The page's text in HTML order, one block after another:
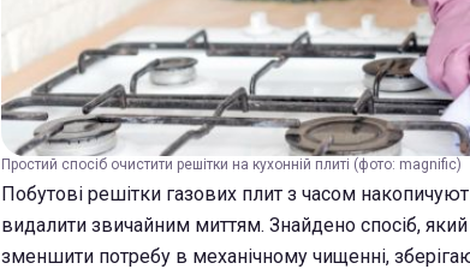
Простий спосіб очистити решітки на кухонній плиті (фото: magnific)
Побутові решітки газових плит з часом
видалити звичайним миттям. Знайдено спосіб,
зменшити потребу в механічному чищенні,